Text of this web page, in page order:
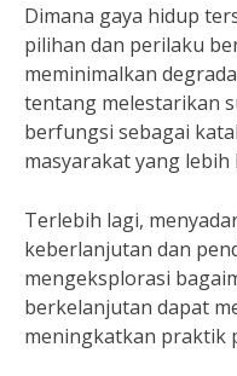
Dimana gaya hidup
pilihan dan perilaku
meminimalkan
tentang melestarikan
berfungsi sebagai
masyarakat yang lebih
Terlebih lagi,
keberlanjutan dan
mengeksplorasi
berkelanjutan dapat
meningkatkan praktik